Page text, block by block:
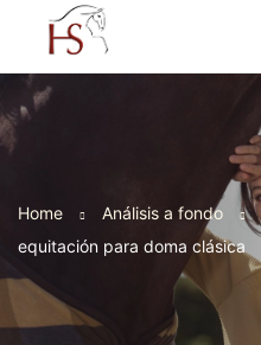
Home Análisis a fondo
equitación para doma clásica